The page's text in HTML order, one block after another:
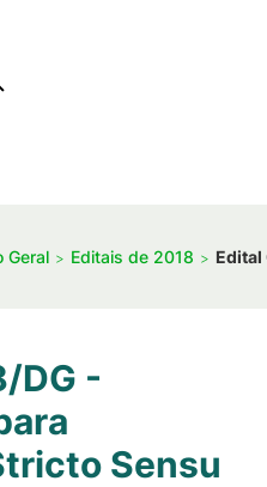
Geral Editais de 2018 Edital
DG -
Sensu